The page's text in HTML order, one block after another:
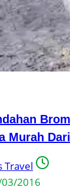
Murah
Travel
2016